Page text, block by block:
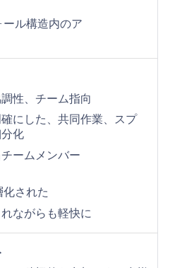
ル構造内のア
性、チーム指向
にした、共同作業、スプ
化
ームメンバー
された
ながらも軽快に